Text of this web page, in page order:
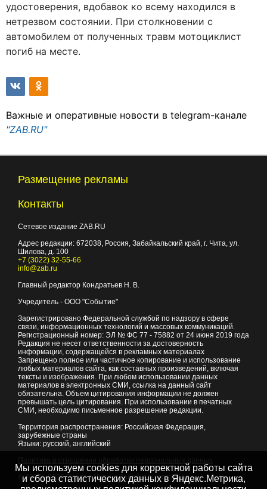
удостоверения, вдобавок ко всему находился в
нетрезвом состоянии. При столкновении с
автомобилем от полученных травм мотоциклист
погиб на месте.
Важные и оперативные новости в telegram-канале
"ZAB.RU"
Размещение рекламы
Контакты
Сетевое издание ZAB.RU
Адрес редакции: 672038, Россия, Забайкальский край, г. Чита, ул.
Шилова, д. 100
+7 (3022) 32-55-66
info@zab.ru
Главный редактор Кондратьев Н. В.
Учредитель - ООО "Событие"
Зарегистрировано Федеральной службой по надзору в сфере
связи, информационных технологий и массовых коммуникаций.
Регистрационный номер: ЭЛ № ФС 77 - 75882 от 24 июня 2019 года
Редакция не несет ответственности за достоверность
информации, содержащейся в рекламных материалах
Запрещено полное или частичное копирование и использование
любых материалов сайта, как составных произведений, включая
тексты и изображения. При любом использовании данных
материалов в электронных СМИ, ссылка на данный сайт
обязательна. Объем цитирования информации не должен
превышать цель цитирования. При использовании в печатных
СМИ, необходимо письменное разрешение редакции.
Территория распространения: Российская Федерация,
зарубежные страны
Языки: русский, английский
© 2007 - 2026Портал Читы и Забайкальского края
Мы используем cookies для корректной работы сайта
и сбора статистических данных в Яндекс.Метрика,